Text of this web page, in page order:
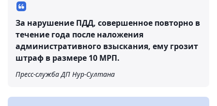
За нарушение ПДД, совершенное повторно в
течение года после наложения
административного взыскания, ему грозит
штраф в размере 10 МРП.
Пресс-служба ДП Нур-Султана